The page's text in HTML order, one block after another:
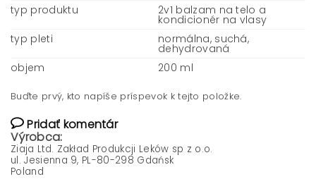
typ produktu
2v1 balzam na telo a
kondicionér na vlasy
typ pleti
normálna, suchá,
dehydrovaná
objem
200 ml
Buďte prvý, kto napíše príspevok k tejto položke.
Pridať komentár
Výrobca:
Ziaja Ltd. Zakład Produkcji Leków sp z o.o.
ul. Jesienna 9, PL-80-298 Gdańsk
Poland